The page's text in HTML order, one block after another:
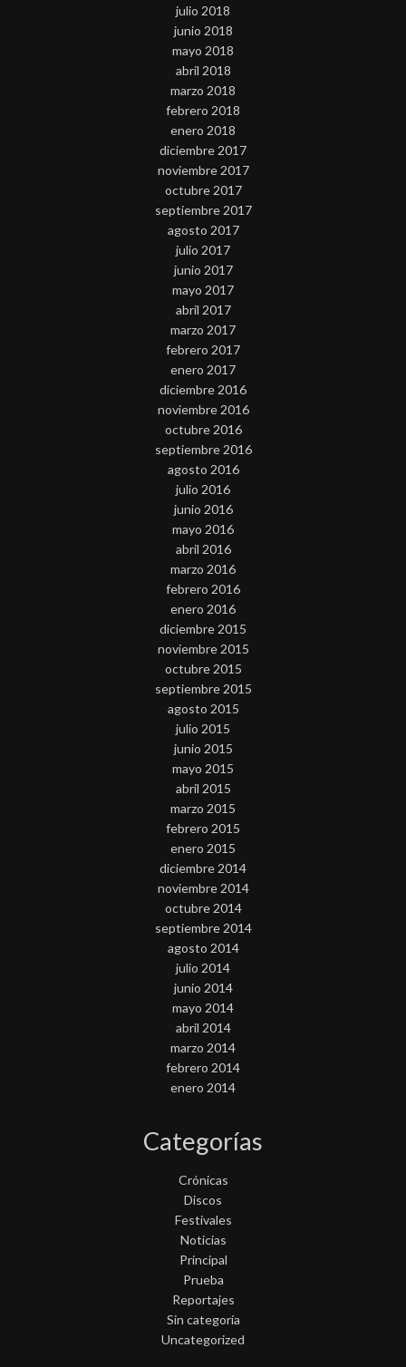
julio 2018
junio 2018
mayo 2018
abril 2018
marzo 2018
febrero 2018
enero 2018
diciembre 2017
noviembre 2017
octubre 2017
septiembre 2017
agosto 2017
julio 2017
junio 2017
mayo 2017
abril 2017
marzo 2017
febrero 2017
enero 2017
diciembre 2016
noviembre 2016
octubre 2016
septiembre 2016
agosto 2016
julio 2016
junio 2016
mayo 2016
abril 2016
marzo 2016
febrero 2016
enero 2016
diciembre 2015
noviembre 2015
octubre 2015
septiembre 2015
agosto 2015
julio 2015
junio 2015
mayo 2015
abril 2015
marzo 2015
febrero 2015
enero 2015
diciembre 2014
noviembre 2014
octubre 2014
septiembre 2014
agosto 2014
julio 2014
junio 2014
mayo 2014
abril 2014
marzo 2014
febrero 2014
enero 2014
Categorías
Crónicas
Discos
Festivales
Noticias
Principal
Prueba
Reportajes
Sin categoría
Uncategorized